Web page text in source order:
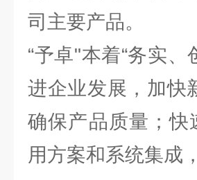
司主要产品。
“予卓"本着“务实
进企业发展，加快
确保产品质量；
用方案和系统集成